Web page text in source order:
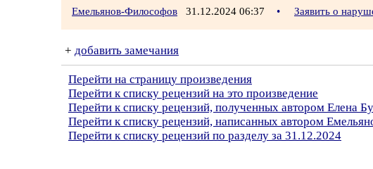
Емельянов-Философов 31.12.2024 06:37 • Заявить о
+ добавить замечания
Перейти на страницу произведения
Перейти к списку рецензий на это произведение
Перейти к списку рецензий, полученных автором Елена
Перейти к списку рецензий, написанных автором
Перейти к списку рецензий по разделу за 31.12.2024